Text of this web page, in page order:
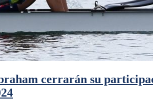
cerrarán su